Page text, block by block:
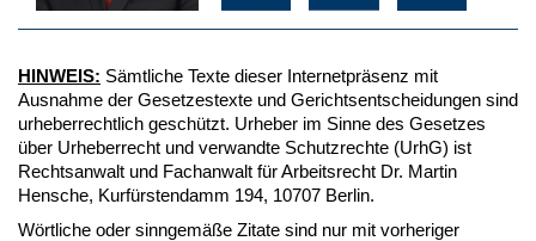
HINWEIS: Sämtliche Texte dieser Internetpräsenz mit
Ausnahme der Gesetzestexte und Gerichtsentscheidungen sind
urheberrechtlich geschützt. Urheber im Sinne des Gesetzes
über Urheberrecht und verwandte Schutzrechte (UrhG) ist
Rechtsanwalt und Fachanwalt für Arbeitsrecht Dr. Martin
Hensche, Kurfürstendamm 194, 10707 Berlin.
Wörtliche oder sinngemäße Zitate sind nur mit vorheriger